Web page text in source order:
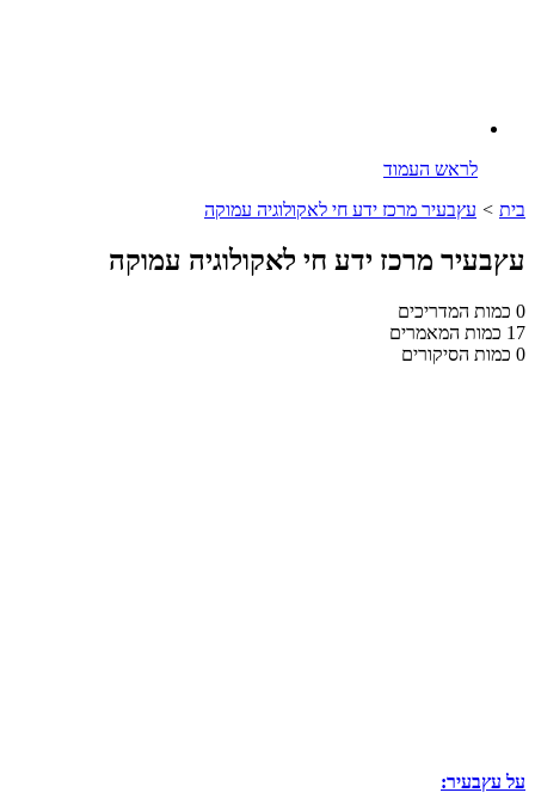
לראש העמוד
בית > עץבעיר מרכז ידע חי לאקולוגיה עמוקה
עץבעיר מרכז ידע חי לאקולוגיה עמוקה
0 כמות המדריכים
17 כמות המאמרים
0 כמות הסיקורים
על עץבעיר: